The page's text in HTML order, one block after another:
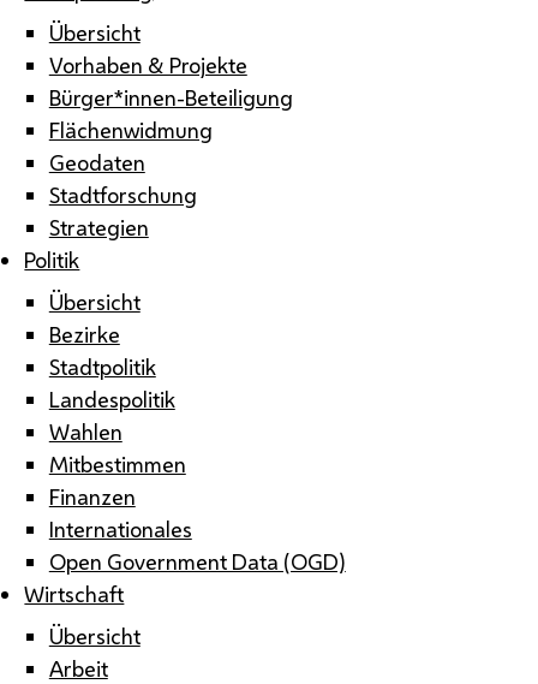
Übersicht
Vorhaben & Projekte
Bürger*innen-Beteiligung
Flächenwidmung
Geodaten
Stadtforschung
Strategien
Politik
Übersicht
Bezirke
Stadtpolitik
Landespolitik
Wahlen
Mitbestimmen
Finanzen
Internationales
Open Government Data (OGD)
Wirtschaft
Übersicht
Arbeit